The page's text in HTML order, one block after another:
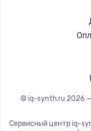
© iq-synth.ru 2026
Сервисный центр iq-